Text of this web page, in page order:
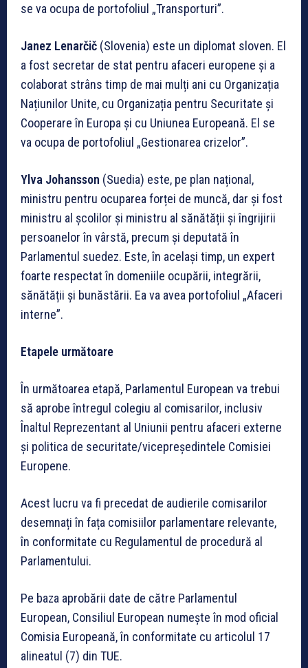
se va ocupa de portofoliul „Transporturi”.
Janez Lenarčič (Slovenia) este un diplomat sloven. El
a fost secretar de stat pentru afaceri europene și a
colaborat strâns timp de mai mulți ani cu Organizația
Națiunilor Unite, cu Organizația pentru Securitate și
Cooperare în Europa și cu Uniunea Europeană. El se
va ocupa de portofoliul „Gestionarea crizelor”.
Ylva Johansson (Suedia) este, pe plan național,
ministru pentru ocuparea forței de muncă, dar și fost
ministru al școlilor și ministru al sănătății și îngrijirii
persoanelor în vârstă, precum și deputată în
Parlamentul suedez. Este, în același timp, un expert
foarte respectat în domeniile ocupării, integrării,
sănătății și bunăstării. Ea va avea portofoliul „Afaceri
interne”.
Etapele următoare
În următoarea etapă, Parlamentul European va trebui
să aprobe întregul colegiu al comisarilor, inclusiv
Înaltul Reprezentant al Uniunii pentru afaceri externe
și politica de securitate/vicepreședintele Comisiei
Europene.
Acest lucru va fi precedat de audierile comisarilor
desemnați în fața comisiilor parlamentare relevante,
în conformitate cu Regulamentul de procedură al
Parlamentului.
Pe baza aprobării date de către Parlamentul
European, Consiliul European numește în mod oficial
Comisia Europeană, în conformitate cu articolul 17
alineatul (7) din TUE.